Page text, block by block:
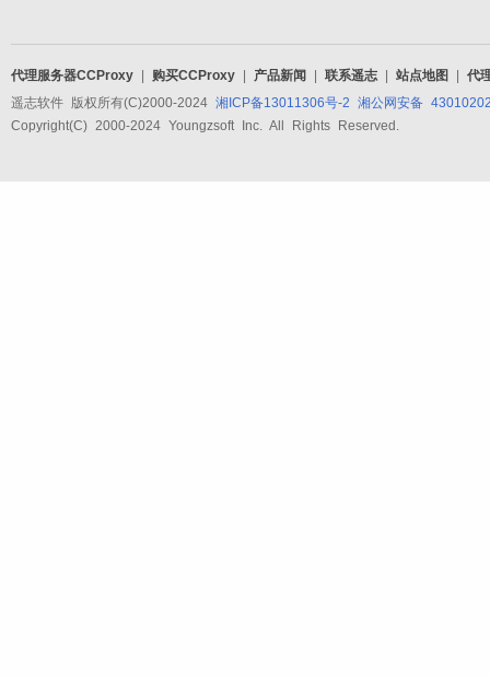
代理服务器CCProxy 购买CCProxy 产品新闻 联系遥志 站点地图
代
遥志软件 版权所有(C)2000-2024 湘ICP备13011306号-2 湘公网安备
Copyright(C) 2000-2024 Youngzsoft Inc. All Rights Reserved.